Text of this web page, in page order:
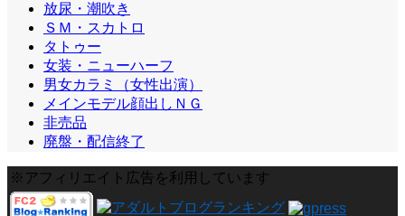
放尿・潮吹き
ＳＭ・スカトロ
タトゥー
女装・ニューハーフ
男女カラミ（女性出演）
メインモデル顔出しＮＧ
非売品
廃盤・配信終了
※アフィリエイト広告を利用しています